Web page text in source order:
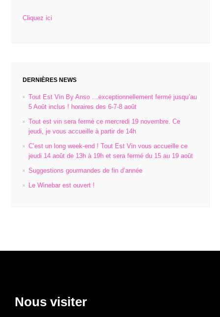
Cliquez ici
DERNIÈRES NEWS
Tout Est Vin By Anso …exceptionnellement fermé jusqu’au
5 Août inclus ! horaires des 6-7-8 août
Tout est vin sera fermé ce mercredi 19 novembre. Ce
jeudi, je vous accueille à partir de 14h
C’est un long week-end ! Tout Est Vin vous accueille ce
jeudi 14 août de 13h à 19h et sera fermé du 15 au 19 août
Suggestions gourmandes de fin d’année
Le Winebar est ouvert !
Nous visiter